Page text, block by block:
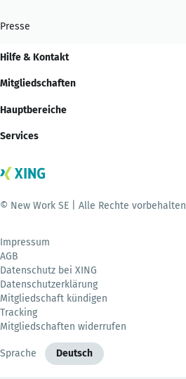
Presse
Hilfe & Kontakt
Mitgliedschaften
Hauptbereiche
Services
© New Work SE | Alle Rechte vorbehalten
Impressum
AGB
Datenschutz bei XING
Datenschutzerklärung
Mitgliedschaft kündigen
Tracking
Mitgliedschaften widerrufen
Sprache Deutsch